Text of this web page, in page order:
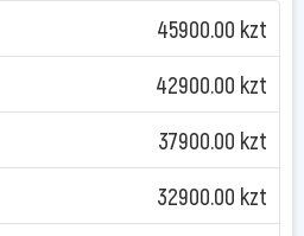
девизом: «Планируйте
с нами!»
для отдыха и бизнеса.
сервиса специально для Вас.
45900.00 kzt
42900.00 kzt
37900.00 kzt
32900.00 kzt